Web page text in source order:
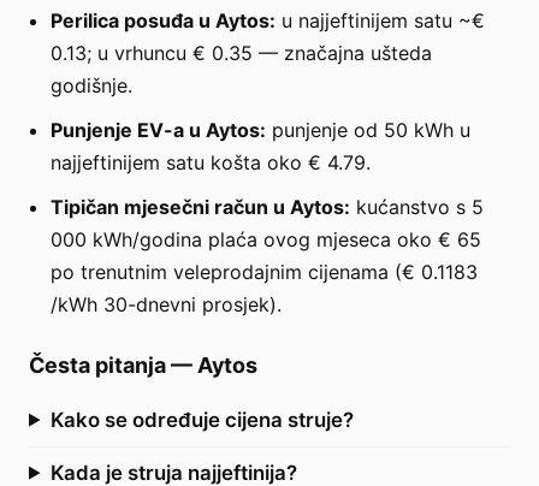
Perilica posuđa u Aytos: u najjeftinijem satu ~€
0.13; u vrhuncu € 0.35 — značajna ušteda
godišnje.
Punjenje EV-a u Aytos: punjenje od 50 kWh u
najjeftinijem satu košta oko € 4.79.
Tipičan mjesečni račun u Aytos: kućanstvo s 5
000 kWh/godina plaća ovog mjeseca oko € 65
po trenutnim veleprodajnim cijenama (€ 0.1183
/kWh 30-dnevni prosjek).
Česta pitanja— Aytos
Kako se određuje cijena struje?
Kada je struja najjeftinija?